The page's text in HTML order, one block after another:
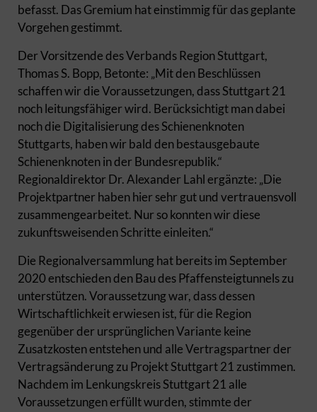
befasst. Das Gremium hat einstimmig für das geplante
Vorgehen gestimmt.
Der Vorsitzende des Verbands Region Stuttgart,
Thomas S. Bopp, Betonte: „Mit den Beschlüssen
schaffen wir die Voraussetzungen, dass Stuttgart 21
noch leitungsfähiger wird. Berücksichtigt man dabei
noch die Digitalisierung des Schienenknoten
Stuttgarts, haben wir bald den bestausgebaute
Schienenknoten in der Bundesrepublik.“
Regionaldirektor Dr. Alexander Lahl ergänzte: „Die
Projektpartner haben hier sehr gut und vertrauensvoll
zusammengearbeitet. Nur so konnten wir diese
zukunftsweisenden Schritte einleiten.“
Die Regionalversammlung hat bereits im September
2020 entschieden den Bau des Pfaffensteigtunnels zu
unterstützen. Voraussetzung war, dass dessen
Wirtschaftlichkeit erwiesen ist, für die Region
gegenüber der ursprünglichen Variante keine
Zusatzkosten entstehen und alle Vertragspartner der
Vertragsänderung zu Projekt Stuttgart 21 zustimmen.
Nachdem im Lenkungskreis Stuttgart 21 alle
Voraussetzungen erfüllt wurden, stimmte der